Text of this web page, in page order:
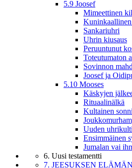
5.9 Joosef
Mimeettinen
Sankariuhri
Uhrin kiusaus
Peruuntunut
Toteutumaton
Sovinnon
Joosef ja
5.10 Mooses
Käskyjen
Rituaalinälkä
Kultainen sonni
Uuden
Ensimmäinen
Jumalan vai
6. Uusi testamentti
7. JEESUKSEN